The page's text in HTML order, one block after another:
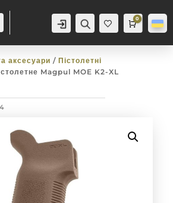
Аккаунт Пошук
Баж
анн
Cart
0
0,0грн
аксесуари / Пістолетні
Magpul MOE K2-XL